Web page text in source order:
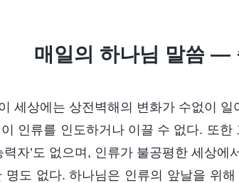
매일의 하나님 말씀 ―
세상에는 상전벽해의 변화가 수없이
인류를 인도하거나 이끌 수 없다. 또
력자’도 없으며, 인류가 불공평한 세상
명도 없다. 하나님은 인류의 앞날을 위